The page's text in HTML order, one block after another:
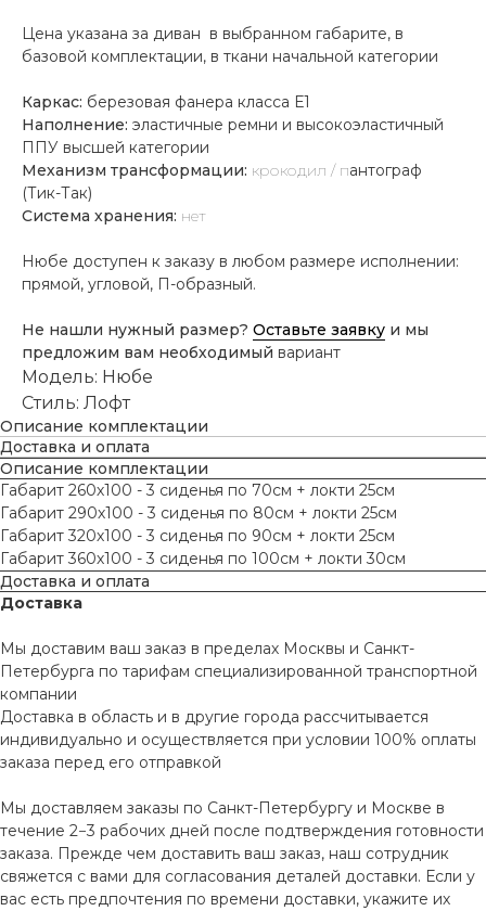
Цена указана за диван в выбранном габарите, в
базовой комплектации, в ткани начальной категории
Каркас: березовая фанера класса Е1
Наполнение: эластичные ремни и высокоэластичный
ППУ высшей категории
Механизм трансформации: крокодил / пантограф
(Тик-Так)
Система хранения: нет
Нюбе доступен к заказу в любом размере исполнении:
прямой, угловой, П-образный.
Не нашли нужный размер? Оставьте заявку и мы
предложим вам необходимый вариант
Модель: Нюбе
Стиль: Лофт
Описание комплектации
Доставка и оплата
Описание комплектации
Габарит 260х100 - 3 сиденья по 70см + локти 25см
Габарит 290х100 - 3 сиденья по 80см + локти 25см
Габарит 320х100 - 3 сиденья по 90см + локти 25см
Габарит 360х100 - 3 сиденья по 100см + локти 30см
Доставка и оплата
Доставка
Мы доставим ваш заказ в пределах Москвы и Санкт-
Петербурга по тарифам специализированной транспортной
компании
Доставка в область и в другие города рассчитывается
индивидуально и осуществляется при условии 100% оплаты
заказа перед его отправкой
Мы доставляем заказы по Санкт-Петербургу и Москве в
течение 2−3 рабочих дней после подтверждения готовности
заказа. Прежде чем доставить ваш заказ, наш сотрудник
свяжется с вами для согласования деталей доставки. Если у
вас есть предпочтения по времени доставки, укажите их